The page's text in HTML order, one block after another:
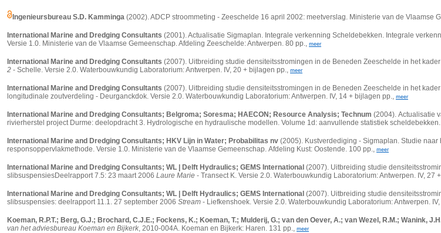
Ingenieursbureau S.D. Kamminga (2002). ADCP stroommeting - Zeeschelde 16 april 2002: meetverslag. Ministerie van de Vlaamse
International Marine and Dredging Consultants (2001). Actualisatie Sigmaplan. Integrale verkenning Scheldebekken. Integrale
Versie 1.0. Ministerie van de Vlaamse Gemeenschap. Afdeling Zeeschelde: Antwerpen. 80 pp.,
meer
International Marine and Dredging Consultants (2007). Uitbreiding studie densiteitsstromingen in de Beneden Zeeschelde in het
2 - Schelle. Versie 2.0. Waterbouwkundig Laboratorium: Antwerpen. IV, 20 + bijlagen pp., meer
International Marine and Dredging Consultants (2007). Uitbreiding studie densiteitsstromingen in de Beneden Zeeschelde in het
longitudinale zoutverdeling - Deurganckdok. Versie 2.0. Waterbouwkundig Laboratorium: Antwerpen. IV, 14 + bijlagen pp.,
meer
International Marine and Dredging Consultants; Belgroma; Soresma; HAECON; Resource Analysis; Technum (2004). Actualisatie
rivierherstel project Durme: deelopdracht 3. Hydrologische en hydraulische modellen. Volume 1d: aanvullende statistiek
International Marine and Dredging Consultants; HKV Lijn in Water; Probabilitas nv (2005). Kustverdediging - Sigmaplan. Studie
responsoppervlakmethode. Versie 1.0. Ministerie van de Vlaamse Gemeenschap. Afdeling Kust: Oostende. 100 pp., meer
International Marine and Dredging Consultants; WL | Delft Hydraulics; GEMS International (2007). Uitbreiding studie
slibsuspensiesDeelrapport 7.5: 23 maart 2006 Laure Marie - Transect K. Versie 2.0. Waterbouwkundig Laboratorium: Antwerpen. IV, 27
International Marine and Dredging Consultants; WL | Delft Hydraulics; GEMS International (2007). Uitbreiding studie
slibsuspensies: deelrapport 11.1. 27 september 2006 Stream - Liefkenshoek. Versie 2.0. Waterbouwkundig Laboratorium: Antwerpen. IV,
Koeman, R.P.T.; Berg, G.J.; Brochard, C.J.E.; Fockens, K.; Koeman, T.; Mulderij, G.; van den Oever, A.; van Wezel, R.M.; Wanink,
van het adviesbureau Koeman en Bijkerk , 2010-004A. Koeman en Bijkerk: Haren. 131 pp., meer